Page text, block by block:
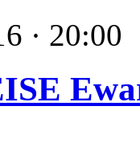
· 20:00